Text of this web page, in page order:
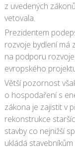
z uvedených
vetovala.
Prezidentem
rozvoje bydlení má
na podporu
evropského projektu
Větší pozornost
o hospodaření s
zákona je zajistit v
rekonstrukce
stavby co nejnižší
ukládá